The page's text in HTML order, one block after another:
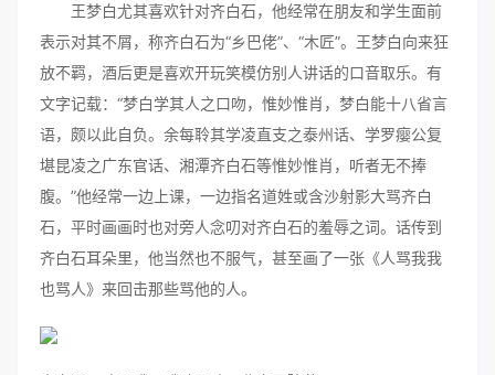
王梦白尤其喜欢针对齐白石，他经常在朋友和学生面前
表示对其不屑，称齐白石为“乡巴佬”、“木匠”。王梦白向来狂
放不羁，酒后更是喜欢开玩笑模仿别人讲话的口音取乐。有
文字记载：“梦白学其人之口吻，惟妙惟肖，梦白能十八省言
语，颇以此自负。余每聆其学凌直支之泰州话、学罗瘿公复
堪昆凌之广东官话、湘潭齐白石等惟妙惟肖，听者无不捧
腹。”他经常一边上课，一边指名道姓或含沙射影大骂齐白
石，平时画画时也对旁人念叨对齐白石的羞辱之词。话传到
齐白石耳朵里，他当然也不服气，甚至画了一张《人骂我我
也骂人》来回击那些骂他的人。